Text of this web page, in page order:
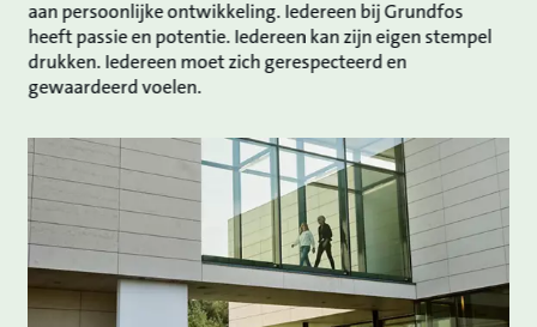
aan persoonlijke ontwikkeling. Iedereen bij Grundfos
heeft passie en potentie. Iedereen kan zijn eigen stempel
drukken. Iedereen moet zich gerespecteerd en
gewaardeerd voelen.